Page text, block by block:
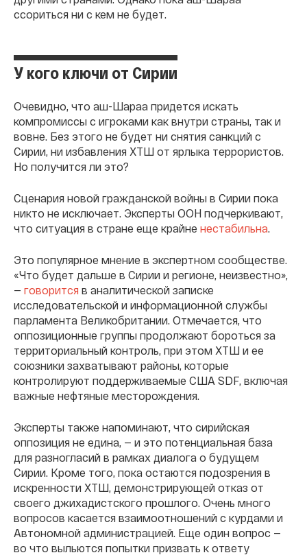
ссориться ни с кем не будет.
У кого ключи от Сирии
Очевидно, что аш-Шараа придется искать
компромиссы с игроками как внутри страны, так и
вовне. Без этого не будет ни снятия санкций с
Сирии, ни избавления ХТШ от ярлыка террористов.
Но получится ли это?
Сценария новой гражданской войны в Сирии пока
никто не исключает. Эксперты ООН подчеркивают,
что ситуация в стране еще крайне нестабильна.
Это популярное мнение в экспертном сообществе.
«Что будет дальше в Сирии и регионе, неизвестно»,
— говорится в аналитической записке
исследовательской и информационной службы
парламента Великобритании. Отмечается, что
оппозиционные группы продолжают бороться за
территориальный контроль, при этом ХТШ и ее
союзники захватывают районы, которые
контролируют поддерживаемые США SDF, включая
важные нефтяные месторождения.
Эксперты также напоминают, что сирийская
оппозиция не едина, — и это потенциальная база
для разногласий в рамках диалога о будущем
Сирии. Кроме того, пока остаются подозрения в
искренности ХТШ, демонстрирующей отказ от
своего джихадистского прошлого. Очень много
вопросов касается взаимоотношений с курдами и
Автономной администрацией. Еще один вопрос —
во что выльются попытки призвать к ответу